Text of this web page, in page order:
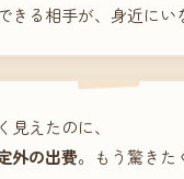
きる相手が、身近にい
見えたのに、
外の出費。もう驚きた